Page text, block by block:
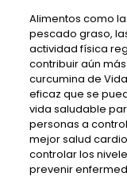
Alimentos como
pescado graso,
actividad física
contribuir aún
curcumina de
eficaz que se
vida saludable
personas a
mejor salud
controlar los
prevenir